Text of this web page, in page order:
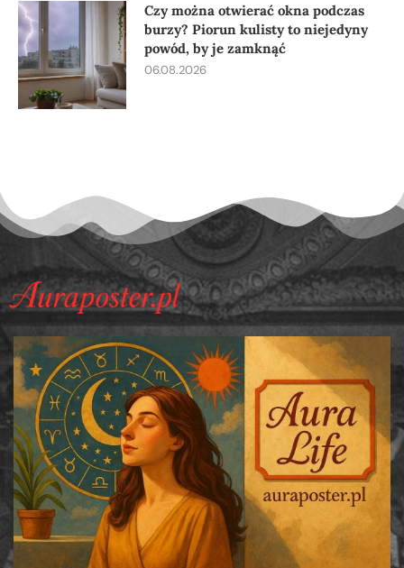
Czy można otwierać okna podczas
burzy? Piorun kulisty to niejedyny
powód, by je zamknąć
06.08.2026